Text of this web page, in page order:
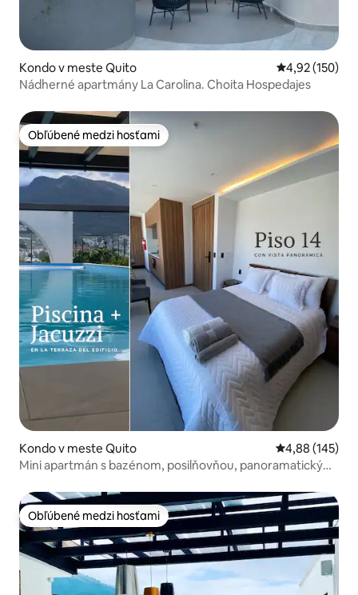
Kondo v meste Quito Priemerné
4,92 (150)
Nádherné apartmány La Carolina. Choita Hospedajes
Obľúbené medzi hosťami
Obľúbené medzi hosťami
Kondo v meste Quito Priemerné
4,88 (145)
Mini apartmán s bazénom, posilňovňou, panoramatickým
Obľúbené medzi hosťami
Obľúbené medzi hosťami